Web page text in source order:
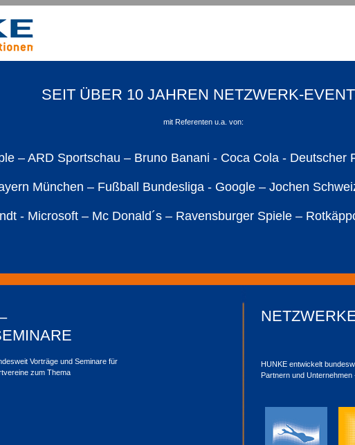
SEIT ÜBER 10 JAHREN NETZWERK-
mit Referenten u.a. von:
– ARD Sportschau – Bruno Banani - Coca Cola - Deutscher
München – Fußball Bundesliga - Google – Jochen
- Microsoft – Mc Donald´s – Ravensburger Spiele –
Vorträge und Seminare für
zum Thema
HUNKE entwickelt
Partnern und